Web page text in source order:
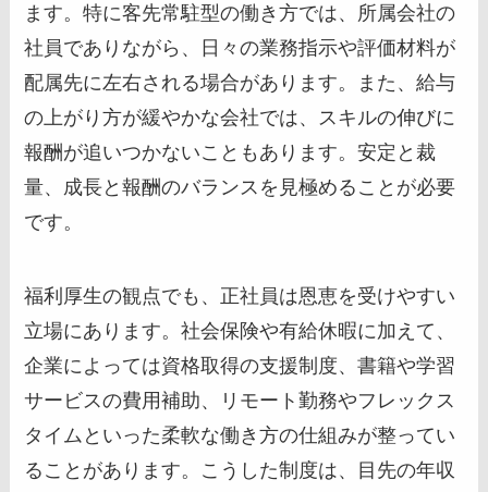
ます。特に客先常駐型の働き方では、所属会社の
社員でありながら、日々の業務指示や評価材料が
配属先に左右される場合があります。また、給与
の上がり方が緩やかな会社では、スキルの伸びに
報酬が追いつかないこともあります。安定と裁
量、成長と報酬のバランスを見極めることが必要
です。
福利厚生の観点でも、正社員は恩恵を受けやすい
立場にあります。社会保険や有給休暇に加えて、
企業によっては資格取得の支援制度、書籍や学習
サービスの費用補助、リモート勤務やフレックス
タイムといった柔軟な働き方の仕組みが整ってい
ることがあります。こうした制度は、目先の年収